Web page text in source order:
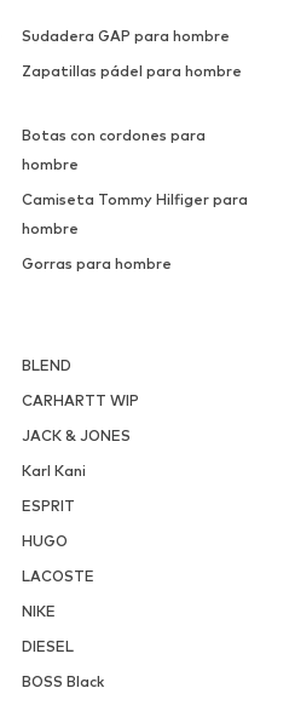
Sudadera GAP para hombre
Zapatillas pádel para hombre
Botas con cordones para
hombre
Camiseta Tommy Hilfiger para
hombre
Gorras para hombre
BLEND
CARHARTT WIP
JACK & JONES
Karl Kani
ESPRIT
HUGO
LACOSTE
NIKE
DIESEL
BOSS Black